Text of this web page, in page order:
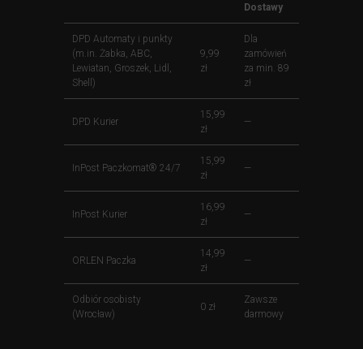
Dostawy
DPD Automaty i punkty
(m.in. Żabka, ABC,
Lewiatan, Groszek, Lidl,
Shell)
9,99
zł
Dla
zamówień
za min. 89
zł
DPD Kurier
15,99
zł
—
InPost Paczkomat® 24/7
15,99
zł
—
InPost Kurier
16,99
zł
—
ORLEN Paczka
14,99
zł
—
Odbiór osobisty
(Wrocław)
0 zł
Zawsze
darmowy